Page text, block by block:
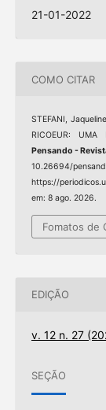
21-01-2022
COMO CITAR
STEFANI,
RICOEUR: UMA
Pensando -
10.26694/
https://
em: 8 ago. 2026.
Fomatos de
EDIÇÃO
v. 12 n. 27
SEÇÃO